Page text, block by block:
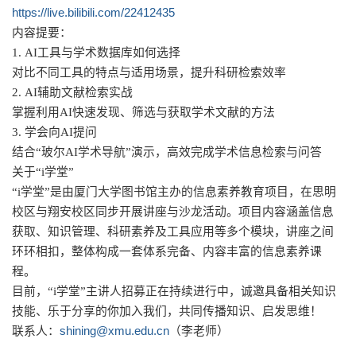
https://live.bilibili.com/22412435
内容提要：
1. AI工具与学术数据库如何选择
对比不同工具的特点与适用场景，提升科研检索效率
2. AI辅助文献检索实战
掌握利用AI快速发现、筛选与获取学术文献的方法
3. 学会向AI提问
结合“玻尔AI学术导航”演示，高效完成学术信息检索与问答
关于“i学堂”
“i学堂”是由厦门大学图书馆主办的信息素养教育项目，在思明
校区与翔安校区同步开展讲座与沙龙活动。项目内容涵盖信息
获取、知识管理、科研素养及工具应用等多个模块，讲座之间
环环相扣，整体构成一套体系完备、内容丰富的信息素养课
程。
目前，“i学堂”主讲人招募正在持续进行中，诚邀具备相关知识
技能、乐于分享的你加入我们，共同传播知识、启发思维！
联系人： shining@xmu.edu.cn （李老师）